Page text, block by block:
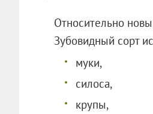
Относительно
Зубовидный сорт
муки,
силоса,
крупы,